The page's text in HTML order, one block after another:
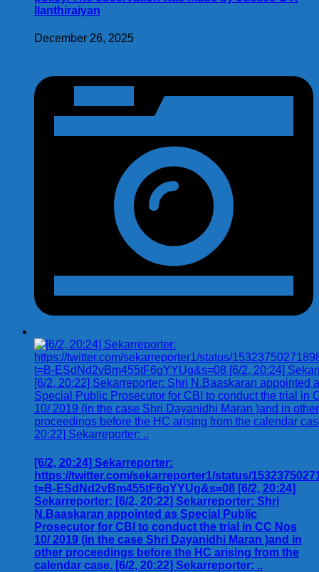
Ilanthiraiyan
December 26, 2025
[6/2, 20:24] Sekarreporter:
https://twitter.com/sekarreporter1/status/
t=B-ESdNd2vBm455tF6gYYUg&s=08 [6/2, 20:24]
Sekarreporter: [6/2, 20:22] Sekarreporter: Shri
N.Baaskaran appointed as Special Public
Prosecutor for CBI to conduct the trial in CC Nos
10/ 2019 (in the case Shri Dayanidhi Maran )and in
other proceedings before the HC arising from the
calendar case. [6/2, 20:22] Sekarreporter: ..